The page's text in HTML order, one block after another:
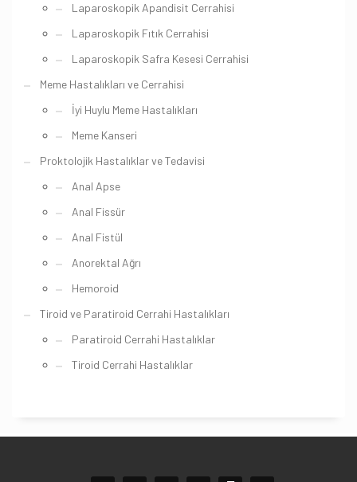
Laparoskopik Apandisit Cerrahisi
Laparoskopik Fıtık Cerrahisi
Laparoskopik Safra Kesesi Cerrahisi
Meme Hastalıkları ve Cerrahisi
İyi Huylu Meme Hastalıkları
Meme Kanseri
Proktolojik Hastalıklar ve Tedavisi
Anal Apse
Anal Fissür
Anal Fistül
Anorektal Ağrı
Hemoroid
Tiroid ve Paratiroid Cerrahi Hastalıkları
Paratiroid Cerrahi Hastalıklar
Tiroid Cerrahi Hastalıklar